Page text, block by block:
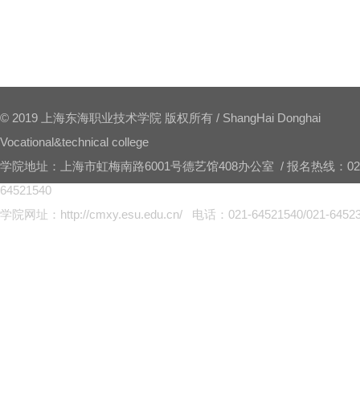
© 2019 上海东海职业技术学院 版权所有 / ShangHai Donghai
Vocational&technical college
学院地址：上海市虹梅南路6001号德艺馆408办公室 / 报名热线：
64521540
学院网址：http://cmxy.esu.edu.cn/ 电话： 021-64521540/021-